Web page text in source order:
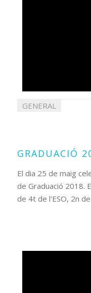
GENERAL
GRADUACIÓ
El dia 25 de maig
de Graduació 2018.
de 4t de l'ESO, 2n